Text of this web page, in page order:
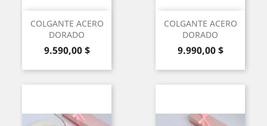
COLGANTE ACERO
DORADO
Precio
9.590,00 $
COLGANTE ACERO
DORADO
Precio
9.990,00 $